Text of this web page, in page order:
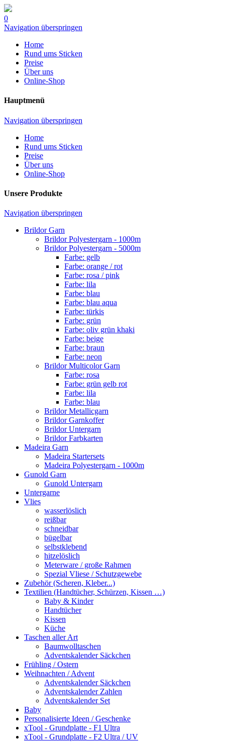
0
Navigation überspringen
Home
Rund ums Sticken
Preise
Über uns
Online-Shop
Hauptmenü
Navigation überspringen
Home
Rund ums Sticken
Preise
Über uns
Online-Shop
Unsere Produkte
Navigation überspringen
Brildor Garn
Brildor Polyestergarn - 1000m
Brildor Polyestergarn - 5000m
Farbe: gelb
Farbe: orange / rot
Farbe: rosa / pink
Farbe: lila
Farbe: blau
Farbe: blau aqua
Farbe: türkis
Farbe: grün
Farbe: oliv grün khaki
Farbe: beige
Farbe: braun
Farbe: neon
Brildor Multicolor Garn
Farbe: rosa
Farbe: grün gelb rot
Farbe: lila
Farbe: blau
Brildor Metallicgarn
Brildor Garnkoffer
Brildor Untergarn
Brildor Farbkarten
Madeira Garn
Madeira Startersets
Madeira Polyestergarn - 1000m
Gunold Garn
Gunold Untergarn
Untergarne
Vlies
wasserlöslich
reißbar
schneidbar
bügelbar
selbstklebend
hitzelöslich
Meterware / große Rahmen
Spezial Vliese / Schutzgewebe
Zubehör (Scheren, Kleber...)
Textilien (Handtücher, Schürzen, Kissen …)
Baby & Kinder
Handtücher
Kissen
Küche
Taschen aller Art
Baumwolltaschen
Adventskalender Säckchen
Frühling / Ostern
Weihnachten / Advent
Adventskalender Säckchen
Adventskalender Zahlen
Adventskalender Set
Baby
Personalisierte Ideen / Geschenke
xTool - Grundplatte - F1 Ultra
xTool - Grundplatte - F2 Ultra / UV